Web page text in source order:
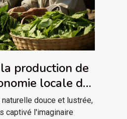
production de
locale des
douce et lustrée,
captivé l'imaginaire